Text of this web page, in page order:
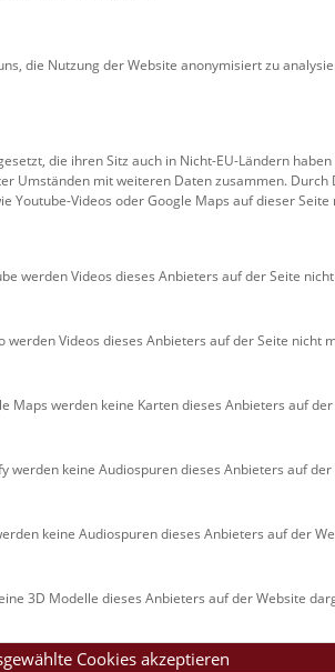
Sie
Führungen &
Kulinarik &
Wien in der Regel geschlossen.
die Nutzung der Website anonymisiert zu
die ihren Sitz auch in Nicht-EU-Ländern haben
Umständen mit weiteren Daten zusammen. Durch
Youtube-Videos oder Google Maps auf dieser
werden Videos dieses Anbieters auf der Seite
werden Videos dieses Anbieters auf der Seite nicht
Maps werden keine Karten dieses Anbieters auf
werden keine Audiospuren dieses Anbieters auf
keine Audiospuren dieses Anbieters auf der
3D Modelle dieses Anbieters auf der Website
Cookies akzeptieren